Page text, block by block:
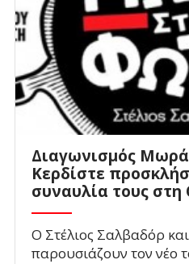
Διαγωνισμός
Κερδίστε
συναυλία τους
Ο Στέλιος Σαλβαδόρ
παρουσιάζουν τον νέο